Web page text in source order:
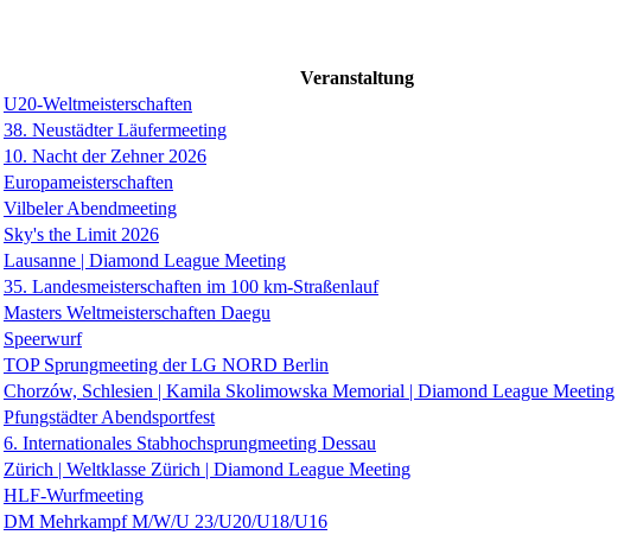
Veranstaltung
U20-Weltmeisterschaften
38. Neustädter Läufermeeting
10. Nacht der Zehner 2026
Europameisterschaften
Vilbeler Abendmeeting
Sky's the Limit 2026
Lausanne | Diamond League Meeting
35. Landesmeisterschaften im 100 km-Straßenlauf
Masters Weltmeisterschaften Daegu
Speerwurf
TOP Sprungmeeting der LG NORD Berlin
Chorzów, Schlesien | Kamila Skolimowska Memorial | Diamond League Meeting
Pfungstädter Abendsportfest
6. Internationales Stabhochsprungmeeting Dessau
Zürich | Weltklasse Zürich | Diamond League Meeting
HLF-Wurfmeeting
DM Mehrkampf M/W/U 23/U20/U18/U16